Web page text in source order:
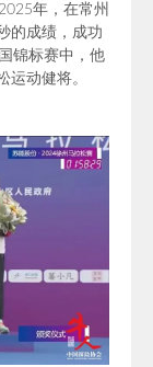
2025年， 在常州
的成绩，成功
锦标赛中，他
运动健将。